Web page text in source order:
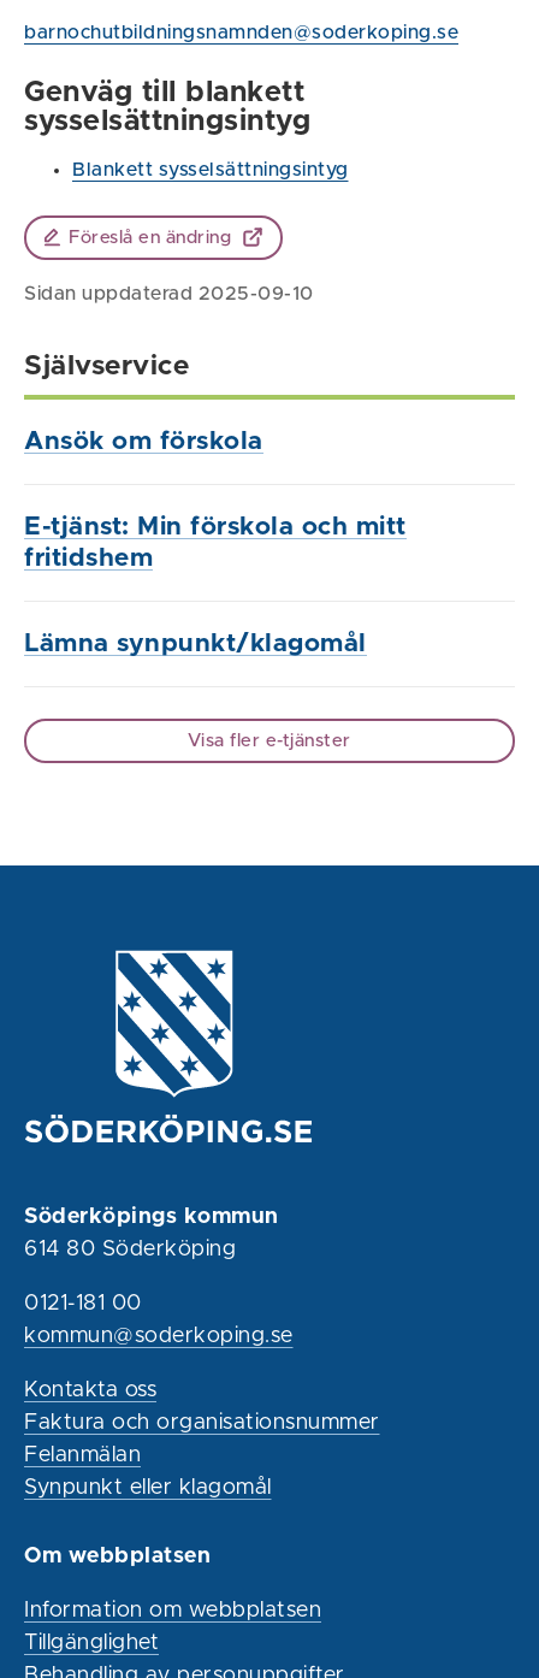
barnochutbildningsnamnden@soderkoping.se
Genväg till blankett
sysselsättningsintyg
Blankett sysselsättningsintyg
Föreslå en ändring
Sidan uppdaterad 2025-09-10
Självservice
Ansök om förskola
E-tjänst: Min förskola och mitt
fritidshem
Lämna synpunkt/klagomål
Visa fler e-tjänster
Söderköpings kommun
614 80 Söderköping
0121-181 00
kommun@soderkoping.se
Kontakta oss
Faktura och organisationsnummer
Felanmälan
Synpunkt eller klagomål
Om webbplatsen
Information om webbplatsen
Tillgänglighet